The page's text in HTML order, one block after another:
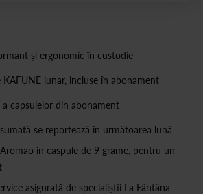
și ergonomic în custodie
KAFUNE lunar, incluse în abonament
capsulelor din abonament
se reportează în următoarea lună
in caspule de 9 grame, pentru un
asigurată de specialiștii La Fântâna